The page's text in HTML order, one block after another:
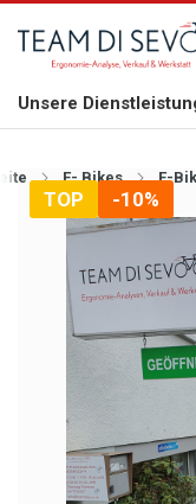
WILLKOMMEN GROSSE
Unsere
E- Bikes E-
TOP -10%